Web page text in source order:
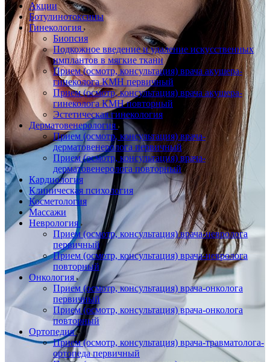
Акции
Ботулинотоксины
Гинекология
Биопсия
Подкожное введение и удаление искусственных
имплантов в мягкие ткани
Прием (осмотр, консультация) врача акушера-
гинеколога КМН первичный
Прием (осмотр, консультация) врача акушера-
гинеколога КМН повторный
Эстетическая гинекология
Дерматовенерология
Прием (осмотр, консультация) врача-
дерматовенеролога первичный
Прием (осмотр, консультация) врача-
дерматовенеролога повторный
Кардиология
Клиническая психология
Косметология
Массажи
Неврология
Прием (осмотр, консультация) врача-невролога
первичный
Прием (осмотр, консультация) врача-невролога
повторный
Онкология
Прием (осмотр, консультация) врача-онколога
первичный
Прием (осмотр, консультация) врача-онколога
повторный
Ортопедия
Прием (осмотр, консультация) врача-травматолога-
ортопеда первичный